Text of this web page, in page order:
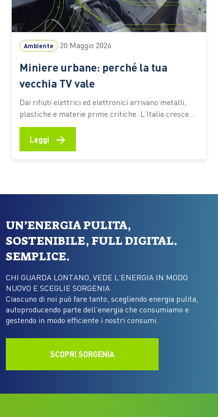
Ambiente 20 Maggio 2026
Miniere urbane: perché la tua
vecchia TV vale
Dai rifiuti elettrici ed elettronici arrivano metalli,
plastiche e materie prime critiche. L’Italia cresce
nella raccolta. Intanto l’Europa prepara nuove
regole per trasformare i RAEE in risorsa strategica:
Leggi →
UN’ENERGIA PULITA,
SOSTENIBILE, FULL DIGITAL.
SEMPLICE.
CHI GUARDA LONTANO, VEDE L’ENERGIA IN MODO
NUOVO E SCEGLIE SORGENIA
Ciascuno di noi può fare tanto, scegliendo energia pulita,
autoproducendo parte dell’energia che consumiamo e
gestendo in modo efficiente i nostri consumi.
SCOPRI SORGENIA